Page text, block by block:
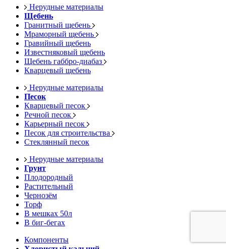
Нерудные материалы
Щебень
Гранитный щебень
Мраморный щебень
Гравийный щебень
Известняковый щебень
Щебень габбро-диабаз
Кварцевый щебень
Нерудные материалы
Песок
Кварцевый песок
Речной песок
Карьерный песок
Песок для строительства
Стеклянный песок
Нерудные материалы
Грунт
Плодородный
Растительный
Чернозём
Торф
В мешках 50л
В биг-бегах
Компоненты